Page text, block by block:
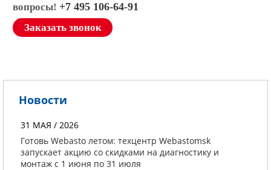
вопросы! +7 495 106-64-91
Заказать звонок
Новости
31 МАЯ / 2026
Готовь Webasto летом: техцентр Webastomsk
запускает акцию со скидками на диагностику и
монтаж с 1 июня по 31 июля